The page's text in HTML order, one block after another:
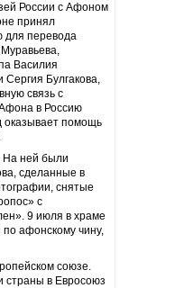
России с Афоном
принял
для перевода
Василия
Булгакова,
связь с
в Россию
оказывает помощь
На ней были
сделанные в
снятые
с
9 июля в храме
афонскому чину,
союзе.
страны в Евросоюз